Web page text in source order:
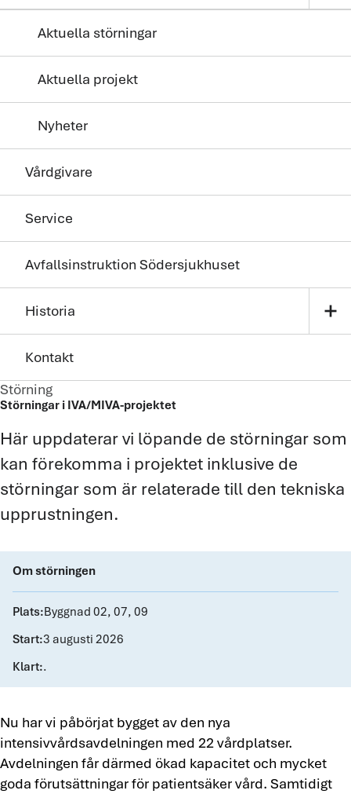
Aktuella störningar
Aktuella projekt
Nyheter
Vårdgivare
Service
Avfallsinstruktion Södersjukhuset
Historia add
Kontakt
Störning
Störningar i IVA/MIVA-projektet
Här uppdaterar vi löpande de störningar som
kan förekomma i projektet inklusive de
störningar som är relaterade till den tekniska
upprustningen.
Om störningen
Plats:Byggnad 02, 07, 09
Start:3 augusti 2026
Klart:.
Nu har vi påbörjat bygget av den nya
intensivvårdsavdelningen med 22 vårdplatser.
Avdelningen får därmed ökad kapacitet och mycket
goda förutsättningar för patientsäker vård. Samtidigt